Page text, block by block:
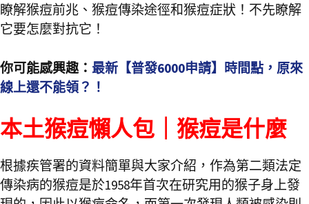
瞭解猴痘前兆、猴痘傳染途徑和猴痘症狀！不先瞭解
它要怎麼對抗它！
你可能感興趣： 最新【普發6000申請】時間點，原來
線上還不能領？！
本土猴痘懶人包｜猴痘是什麼
根據疾管署的資料簡單與大家介紹，作為第二類法定
傳染病的猴痘是於1958年首次在研究用的猴子身上發